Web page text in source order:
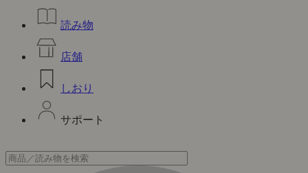
読み物
店舗
しおり
サポート